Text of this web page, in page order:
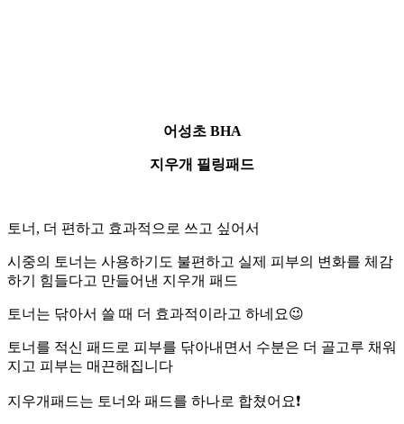
어성초 BHA
지우개 필링패드
토너, 더 편하고 효과적으로 쓰고 싶어서
시중의 토너는 사용하기도 불편하고 실제 피부의 변화를 체감
하기 힘들다고 만들어낸 지우개 패드
토너는 닦아서 쓸 때 더 효과적이라고 하네요😉
토너를 적신 패드로 피부를 닦아내면서 수분은 더 골고루 채워
지고 피부는 매끈해집니다
지우개패드는 토너와 패드를 하나로 합쳤어요❗